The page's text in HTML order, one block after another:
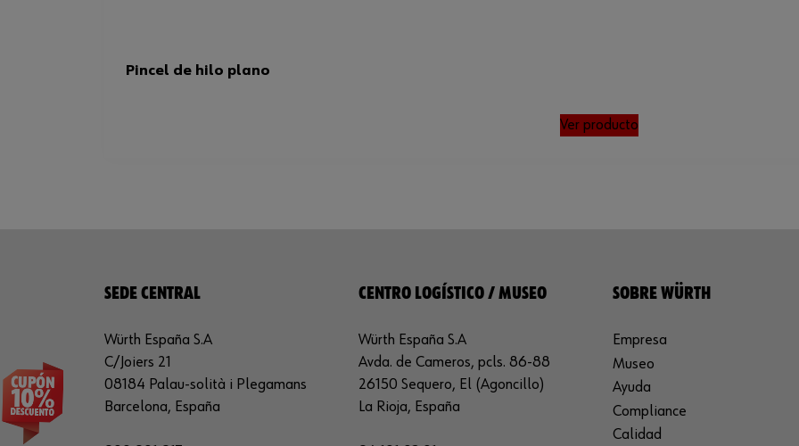
Pincel de hilo plano
Ver producto
SEDE CENTRAL
Würth España S.A
C/Joiers 21
08184 Palau-solità i Plegamans
Barcelona, España
CENTRO LOGÍSTICO / MUSEO
Würth España S.A
Avda. de Cameros, pcls. 86-88
26150 Sequero, El (Agoncillo)
La Rioja, España
SOBRE WÜRTH
Empresa
Museo
Ayuda
Compliance
Calidad